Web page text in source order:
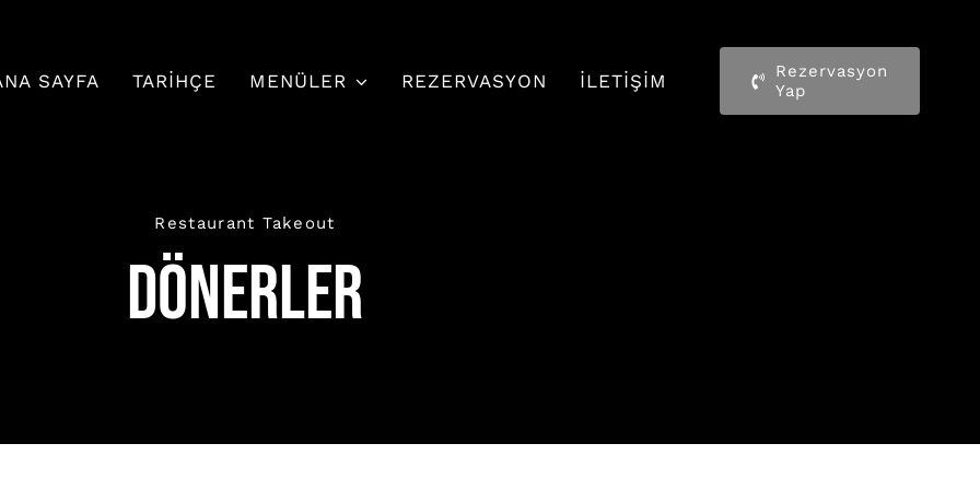
SAYFA TARIHÇE MENÜLER REZERVASYON İLETIŞIM
Rezervasyon
Yap
Restaurant Takeout
Dönerler